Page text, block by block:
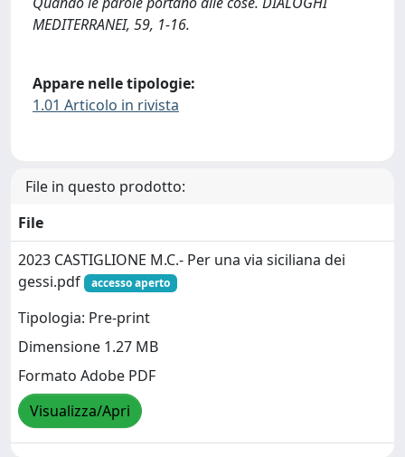
MEDITERRANEI, 59, 1-16.
Appare nelle tipologie:
1.01 Articolo in rivista
File in questo prodotto:
File
2023 CASTIGLIONE M.C.- Per una via siciliana dei
gessi.pdf
accesso aperto
Tipologia: Pre-print
Dimensione 1.27 MB
Formato Adobe PDF
Visualizza/Apri